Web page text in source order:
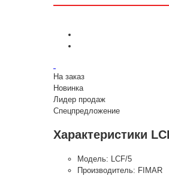
На заказ
Новинка
Лидер продаж
Спецпредложение
Характеристики
Модель: LCF/5
Производитель: FIMAR